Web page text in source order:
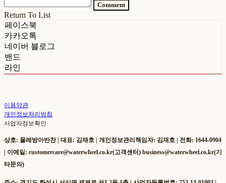
Comment
Return To List
페이스북
카카오톡
네이버 블로그
밴드
라인
이용약관
개인정보처리방침
사업자정보확인
상호: 물레방아반찬 | 대표: 김재호 | 개인정보관리책임자: 김재호 | 전화: 1644-0904
| 이메일: customercare@waterwheel.co.kr(고객센터) business@waterwheel.co.kr(기
타문의)